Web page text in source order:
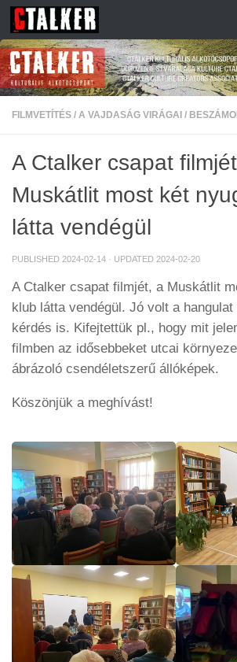
Skip to content
FILMVETÍTÉS / A VAJDASÁG VIRÁGAI /
A Ctalker csapat
Muskátlit most két
látta vendégül
PUBLISHED 2024-02-14 · UPDATED 2024-02-20
A Ctalker csapat filmjét, a Muskátlit
klub látta vendégül. Jó volt a
kérdés is. Kifejtettük pl., hogy mit
filmben az idősebbeket utcai
ábrázoló csendéletszerű állóképek.
Köszönjük a meghívást!